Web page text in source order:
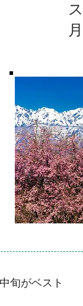
月
旬がベスト